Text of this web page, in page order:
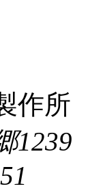
作所
1239